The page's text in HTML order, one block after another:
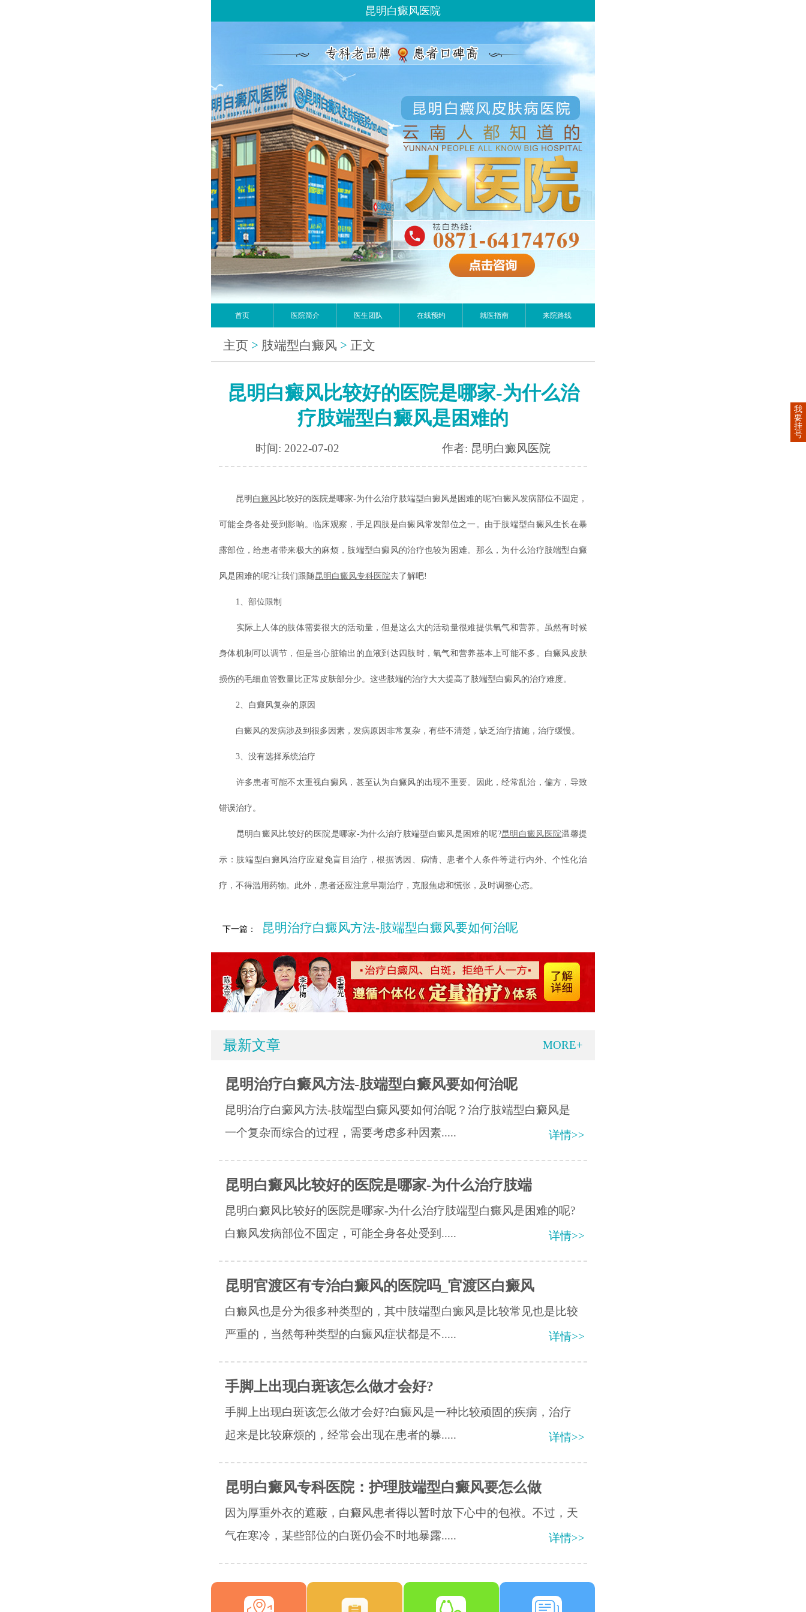
昆明白癜风医院
首页 医院简介 医生团队 在线预约 就医指南 来院路线
主页 > 肢端型白癜风 > 正文
昆明白癜风比较好的医院是哪家-为什么治
疗肢端型白癜风是困难的
时间: 2022-07-02 作者: 昆明白癜风医院
昆明 白癜风比较好的医院是哪家-为什么治疗肢端型白癜风是困难的呢?白癜风发病部位不固定，
可能全身各处受到影响。临床观察，手足四肢是白癜风常发部位之一。由于肢端型白癜风生长在暴
露部位，给患者带来极大的麻烦，肢端型白癜风的治疗也较为困难。那么，为什么治疗肢端型白癜
风是困难的呢?让我们跟随昆明白癜风专科医院去了解吧!
1、部位限制
实际上人体的肢体需要很大的活动量，但是这么大的活动量很难提供氧气和营养。虽然有时候
身体机制可以调节，但是当心脏输出的血液到达四肢时，氧气和营养基本上可能不多。白癜风皮肤
损伤的毛细血管数量比正常皮肤部分少。这些肢端的治疗大大提高了肢端型白癜风的治疗难度。
2、白癜风复杂的原因
白癜风的发病涉及到很多因素，发病原因非常复杂，有些不清楚，缺乏治疗措施，治疗缓慢。
3、没有选择系统治疗
许多患者可能不太重视白癜风，甚至认为白癜风的出现不重要。因此，经常乱治，偏方，导致
错误治疗。
昆明白癜风比较好的医院是哪家-为什么治疗肢端型白癜风是困难的呢?昆明白癜风医院温馨提
示：肢端型白癜风治疗应避免盲目治疗，根据诱因、病情、患者个人条件等进行内外、个性化治
疗，不得滥用药物。此外，患者还应注意早期治疗，克服焦虑和慌张，及时调整心态。
下一篇： 昆明治疗白癜风方法-肢端型白癜风要如何治呢
最新文章 MORE+
昆明治疗白癜风方法-肢端型白癜风要如何治呢
昆明治疗白癜风方法-肢端型白癜风要如何治呢？治疗肢端型白癜风是
一个复杂而综合的过程，需要考虑多种因素.....
详情>>
昆明白癜风比较好的医院是哪家-为什么治疗肢端
昆明白癜风比较好的医院是哪家-为什么治疗肢端型白癜风是困难的呢?
白癜风发病部位不固定，可能全身各处受到.....
详情>>
昆明官渡区有专治白癜风的医院吗_官渡区白癜风
白癜风也是分为很多种类型的，其中肢端型白癜风是比较常见也是比较
严重的，当然每种类型的白癜风症状都是不.....
详情>>
手脚上出现白斑该怎么做才会好?
手脚上出现白斑该怎么做才会好?白癜风是一种比较顽固的疾病，治疗
起来是比较麻烦的，经常会出现在患者的暴.....
详情>>
昆明白癜风专科医院：护理肢端型白癜风要怎么做
因为厚重外衣的遮蔽，白癜风患者得以暂时放下心中的包袱。不过，天
气在寒冷，某些部位的白斑仍会不时地暴露.....
详情>>
我
要
挂
号